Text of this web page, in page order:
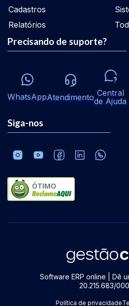
Cadastros
Relatórios
Precisando de suporte?
WhatsAppAtendimento Central
de Ajuda
Siga-nos
ÓTIMO
Software ERP online | Dê
20.215.683/
Política de privacidade